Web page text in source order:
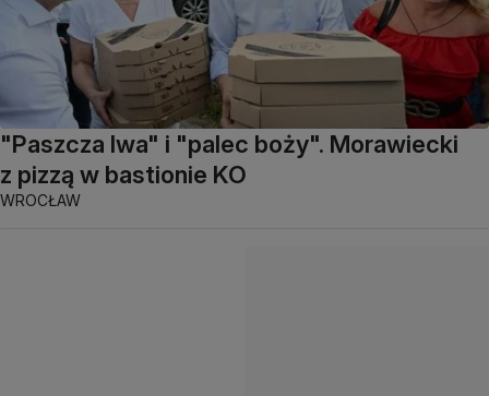
"Paszcza lwa" i "palec boży". Morawiecki
z pizzą w bastionie KO
WROCŁAW